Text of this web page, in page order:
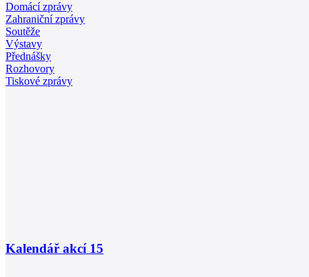
Domácí zprávy
Zahraniční zprávy
Soutěže
Výstavy
Přednášky
Rozhovory
Tiskové zprávy
Kalendář akcí 15